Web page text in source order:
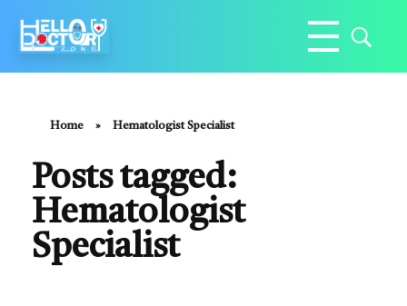
Home » Hematologist Specialist
Posts tagged:
Hematologist
Specialist